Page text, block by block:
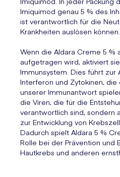
Imiquimod genau 5 % des
ist verantwortlich für die
Krankheiten auslösen können.
Wenn die Aldara Creme 5
aufgetragen wird, aktiviert
Immunsystem. Dies führt zur
Interferon und Zytokinen,
unserer Immunantwort
die Viren, die für die
verantwortlich sind, sondern
zur Entwicklung von
Dadurch spielt Aldara 5 %
Rolle bei der Prävention und
Hautkrebs und anderen